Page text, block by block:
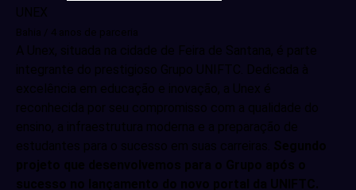
UNEX
Bahia / 4 anos de parceria
A Unex, situada na cidade de Feira de Santana, é parte
integrante do prestigioso Grupo UNIFTC. Dedicada à
excelência em educação e inovação, a Unex é
reconhecida por seu compromisso com a qualidade do
ensino, a infraestrutura moderna e a preparação de
estudantes para o sucesso em suas carreiras. Segundo
projeto que desenvolvemos para o Grupo após o
sucesso no lançamento do novo portal da UNIFTC.